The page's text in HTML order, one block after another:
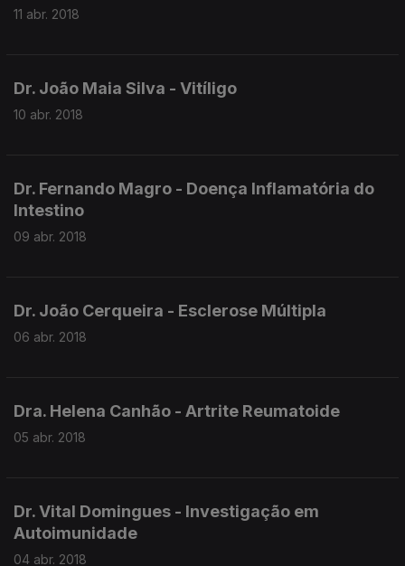
11 abr. 2018
Dr. João Maia Silva - Vitíligo
10 abr. 2018
Dr. Fernando Magro - Doença Inflamatória do
Intestino
09 abr. 2018
Dr. João Cerqueira - Esclerose Múltipla
06 abr. 2018
Dra. Helena Canhão - Artrite Reumatoide
05 abr. 2018
Dr. Vital Domingues - Investigação em
Autoimunidade
04 abr. 2018